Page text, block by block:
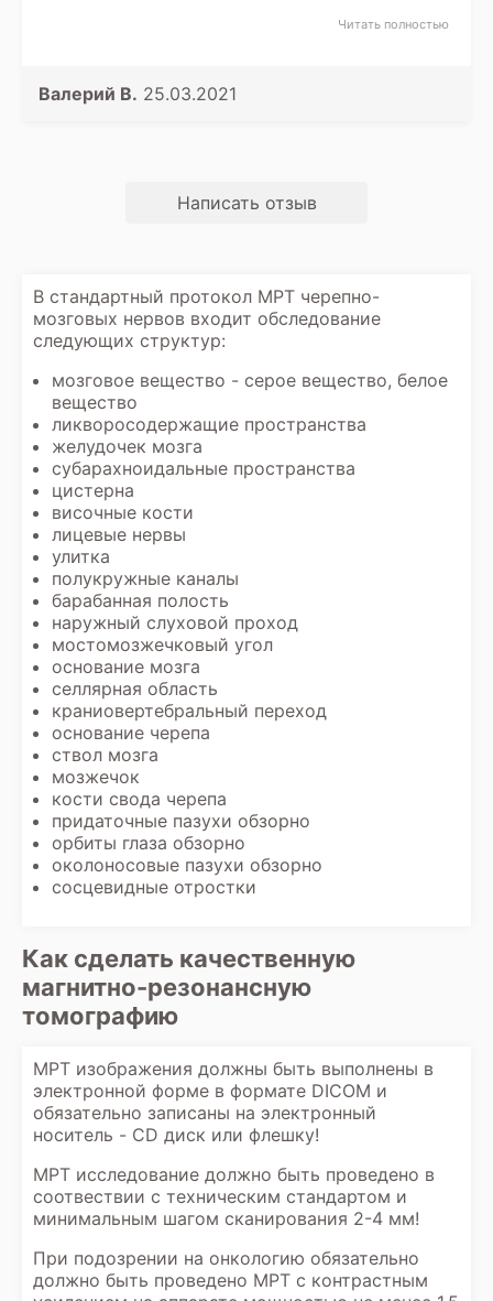
взяли. Как оказалось на приеме у своего
взяли деньги просто так... обидно очень.
Читать полностью
Валерий В. 25.03.2021
Написать отзыв
В стандартный протокол МРТ черепно-
мозговых нервов входит обследование
следующих структур:
мозговое вещество - серое вещество, белое
вещество
ликворосодержащие пространства
желудочек мозга
субарахноидальные пространства
цистерна
височные кости
лицевые нервы
улитка
полукружные каналы
барабанная полость
наружный слуховой проход
мостомозжечковый угол
основание мозга
селлярная область
краниовертебральный переход
основание черепа
ствол мозга
мозжечок
кости свода черепа
придаточные пазухи обзорно
орбиты глаза обзорно
околоносовые пазухи обзорно
сосцевидные отростки
Как сделать качественную
магнитно-резонансную
томографию
МРТ изображения должны быть выполнены в
электронной форме в формате DICOM и
обязательно записаны на электронный
носитель - CD диск или флешку!
МРТ исследование должно быть проведено в
соотвествии с техническим стандартом и
минимальным шагом сканирования 2-4 мм!
При подозрении на онкологию обязательно
должно быть проведено МРТ с контрастным